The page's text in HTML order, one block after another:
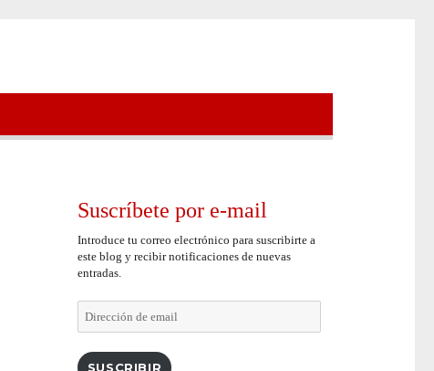
Suscríbete por e-mail
Introduce tu correo electrónico para suscribirte a
este blog y recibir notificaciones de nuevas
entradas.
de
SUSCRIBIR